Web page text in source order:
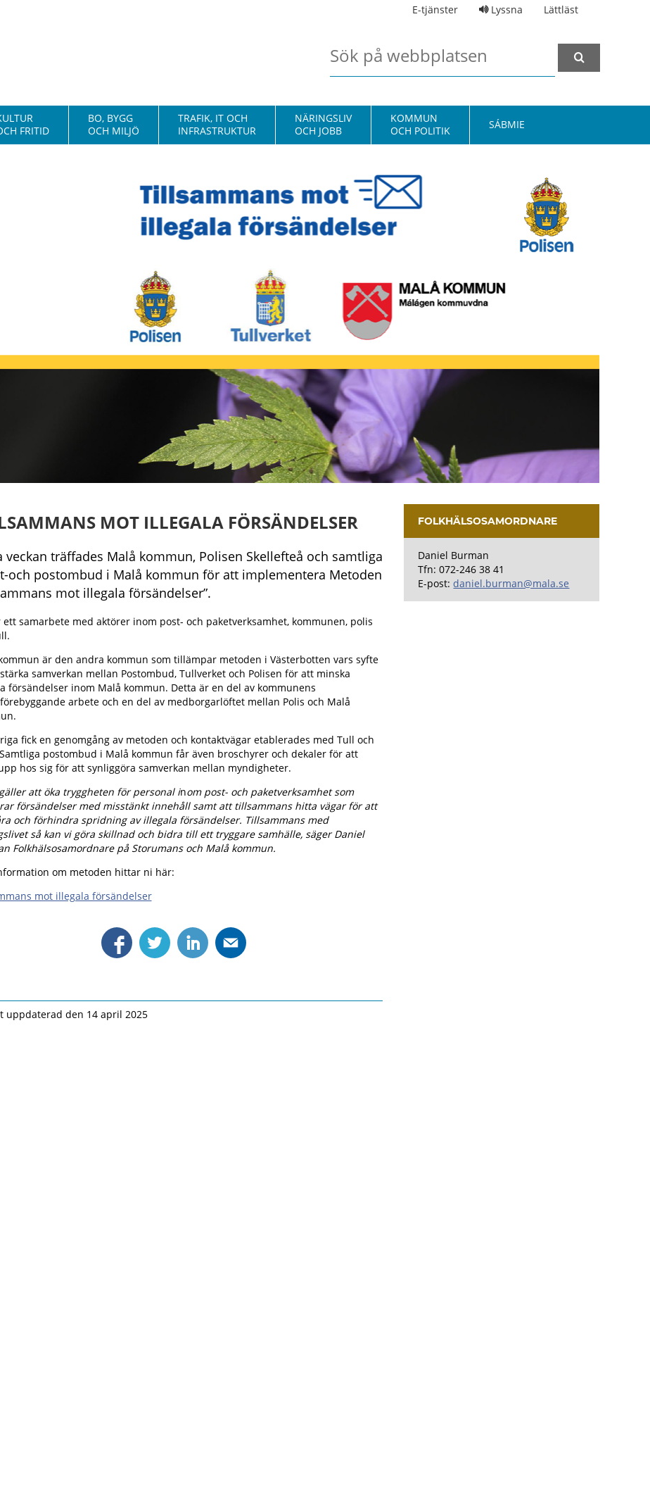
E-tjänster Lyssna Lättläst
FRITID
BO, BYGG
OCH MILJÖ
TRAFIK, IT OCH
INFRASTRUKTUR
NÄRINGSLIV
OCH JOBB
KOMMUN
OCH POLITIK
SÁBMIE
MOT ILLEGALA FÖRSÄNDELSER
veckan träffades Malå kommun, Polisen Skellefteå och samtliga
och postombud i Malå kommun för att implementera Metoden
mot illegala försändelser”.
ett samarbete med aktörer inom post- och paketverksamhet, kommunen, polis
är den andra kommun som tillämpar metoden i Västerbotten vars syfte
samverkan mellan Postombud, Tullverket och Polisen för att minska
försändelser inom Malå kommun. Detta är en del av kommunens
arbete och en del av medborgarlöftet mellan Polis och Malå
fick en genomgång av metoden och kontaktvägar etablerades med Tull och
postombud i Malå kommun får även broschyrer och dekaler för att
hos sig för att synliggöra samverkan mellan myndigheter.
att öka tryggheten för personal inom post- och paketverksamhet som
försändelser med misstänkt innehåll samt att tillsammans hitta vägar för att
och förhindra spridning av illegala försändelser. Tillsammans med
så kan vi göra skillnad och bidra till ett tryggare samhälle, säger Daniel
Folkhälsosamordnare på Storumans och Malå kommun.
om metoden hittar ni här:
mot illegala försändelser
uppdaterad den 14 april 2025
FOLKHÄLSOSAMORDNARE
Daniel Burman
Tfn: 072-246 38 41
E-post:daniel.burman@mala.se